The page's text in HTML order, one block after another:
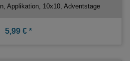
Applikation, 10x10, Adventstage
5,99 € *